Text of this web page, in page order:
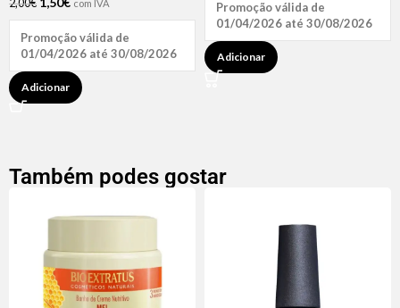
2,00€ com IVA
Promoção válida de
01/04/2026 até 30/08/2026
Adicionar
Promoção válida de
01/04/2026 até 30/08/2026
Adicionar
Também podes gostar